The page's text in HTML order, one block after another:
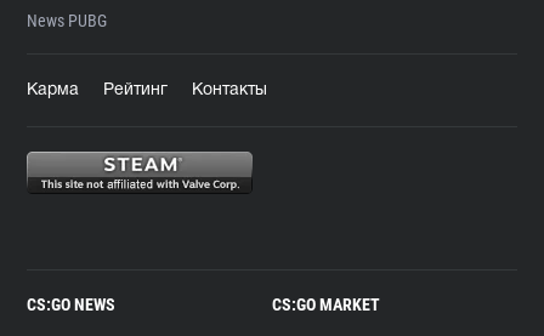
News PUBG
Карма Рейтинг Контакты
CS:GO NEWS CS:GO MARKET